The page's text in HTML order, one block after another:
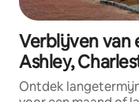
Verblijven van
Ashley,
Ontdek